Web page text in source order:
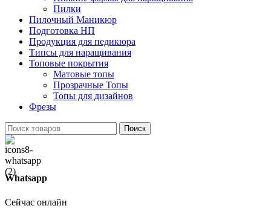
Пилки
Пилочный Маникюр
Подготовка НП
Продукция для педикюра
Типсы для наращивания
Топовые покрытия
Матовые топы
Прозрачные Топы
Топы для дизайнов
Фрезы
Поиск
Whatsapp
Сейчас онлайн